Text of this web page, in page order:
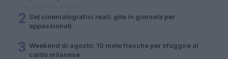
2 Set cinematografici reali: gite in giornata per
appassionati
3 Weekend di agosto: 10 mete fresche per sfuggire al
caldo milanese